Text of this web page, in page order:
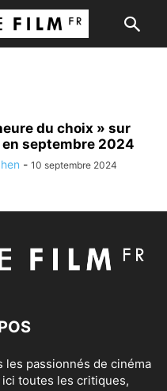
du choix » sur
septembre 2024
- 10 septembre 2024
passionnés de cinéma
toutes les critiques,